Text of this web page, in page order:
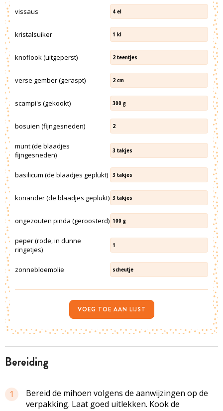
bereiding
1
Bereid de mihoen volgens de aanwijzingen op de
verpakking. Laat goed uitlekken. Kook de
vissaus 4 el
kristalsuiker 1 kl
knoflook (uitgeperst) 2 teentjes
verse gember (geraspt) 2 cm
scampi's (gekookt) 300 g
bosuien (fijngesneden) 2
munt (de blaadjes
fijngesneden)
3 takjes
basilicum (de blaadjes geplukt) 3 takjes
koriander (de blaadjes geplukt) 3 takjes
ongezouten pinda (geroosterd) 100 g
peper (rode, in dunne
ringetjes)
1
zonnebloemolie scheutje
VOEG TOE AAN LIJST